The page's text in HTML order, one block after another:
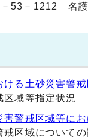
－53－1212 名
る土砂災害警
区域等指定状況
警戒区域等に
区域についての